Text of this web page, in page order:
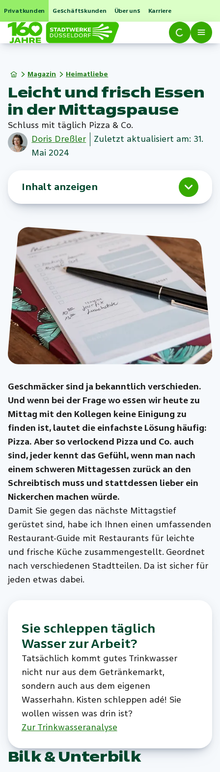
Privatkunden Geschäftskunden Über uns Karriere
Magazin Heimatliebe
Leicht und frisch Essen
in der Mittagspause
Schluss mit täglich Pizza & Co.
Doris Dreßler
Zuletzt aktualisiert am: 31.
Mai 2024
Inhalt anzeigen
Geschmäcker sind ja bekanntlich verschieden.
Und wenn bei der Frage wo essen wir heute zu
Mittag mit den Kollegen keine Einigung zu
finden ist, lautet die einfachste Lösung häufig:
Pizza. Aber so verlockend Pizza und Co. auch
sind, jeder kennt das Gefühl, wenn man nach
einem schweren Mittagessen zurück an den
Schreibtisch muss und stattdessen lieber ein
Nickerchen machen würde.
Damit Sie gegen das nächste Mittagstief
gerüstet sind, habe ich Ihnen einen umfassenden
Restaurant-Guide mit Restaurants für leichte
und frische Küche zusammengestellt. Geordnet
nach verschiedenen Stadtteilen. Da ist sicher für
jeden etwas dabei.
Sie schleppen täglich
Wasser zur Arbeit?
Tatsächlich kommt gutes Trinkwasser
nicht nur aus dem Getränkemarkt,
sondern auch aus dem eigenen
Wasserhahn. Kisten schleppen adé! Sie
wollen wissen was drin ist?
Zur Trinkwasseranalyse
Bilk & Unterbilk